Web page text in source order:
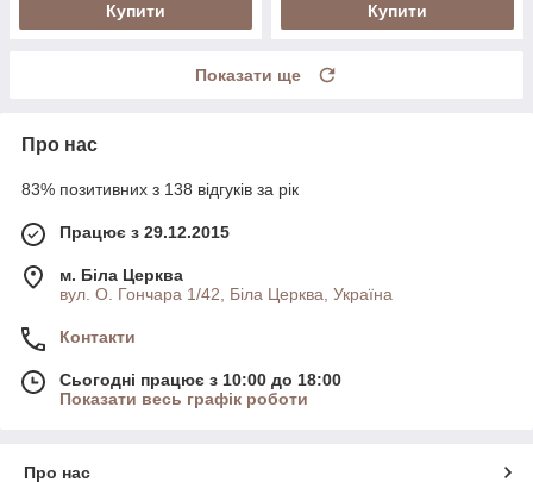
Купити Купити
Показати ще
Про нас
83% позитивних з 138 відгуків за рік
Працює з 29.12.2015
м. Біла Церква
вул. О. Гончара 1/42, Біла Церква, Україна
Контакти
Сьогодні працює з 10:00 до 18:00
Показати весь графік роботи
Про нас